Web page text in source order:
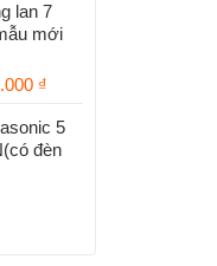
₫.
tại
là:
lan 7
mới
₫.
₫Giá
tại
là:
5
đèn